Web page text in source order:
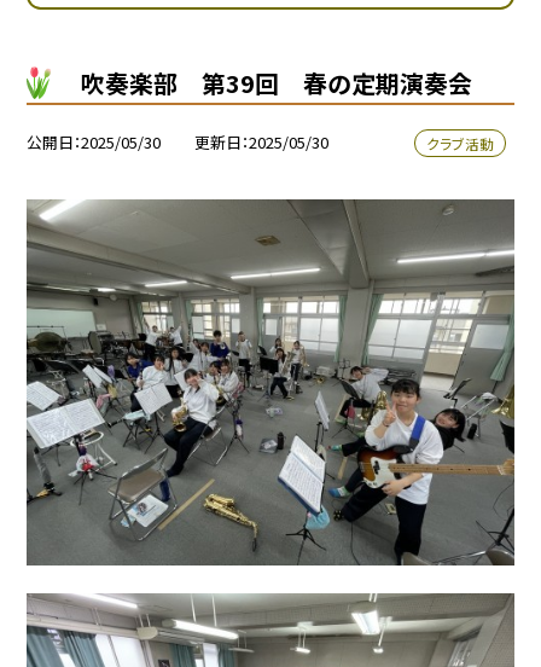
吹奏楽部 第39回 春の定期演奏会
公開日 2025/05/30 更新日 2025/05/30 クラブ活動